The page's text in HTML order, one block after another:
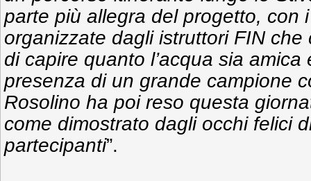
parte più allegra del progetto, con
organizzate dagli istruttori FIN
di capire quanto l’acqua sia
presenza di un grande campione
Rosolino ha poi reso questa
come dimostrato dagli occhi felici
partecipanti”.